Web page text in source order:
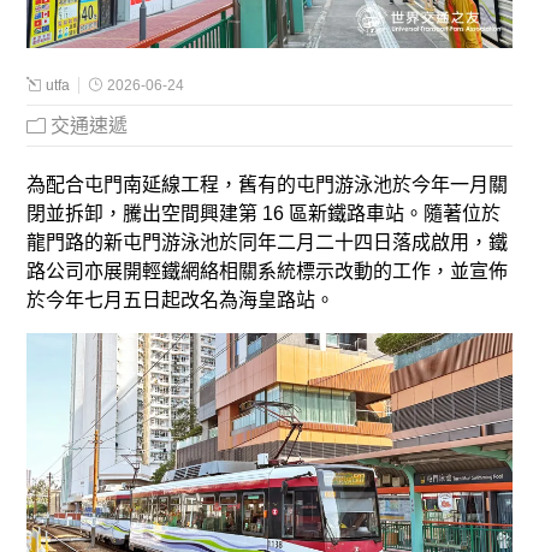
utfa 2026-06-24
交通速遞
為配合屯門南延線工程，舊有的屯門游泳池於今年一月關
閉並拆卸，騰出空間興建第 16 區新鐵路車站。隨著位於
龍門路的新屯門游泳池於同年二月二十四日落成啟用，鐵
路公司亦展開輕鐵網絡相關系統標示改動的工作，並宣佈
於今年七月五日起改名為海皇路站。